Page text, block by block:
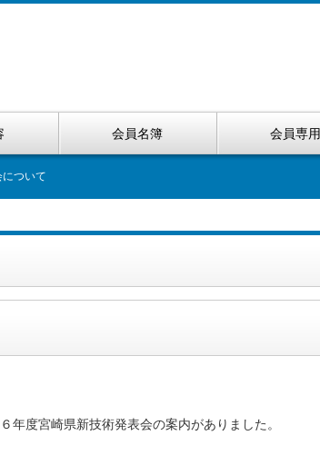
会員名簿 会員専用
ついて
年度宮崎県新技術発表会の案内がありました。